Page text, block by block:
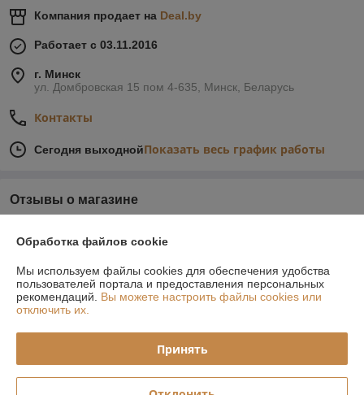
Компания продает на Deal.by
Работает с 03.11.2016
г. Минск
ул. Домбровская 15 пом 4-635, Минск, Беларусь
Контакты
Сегодня выходнойПоказать весь график работы
Отзывы о магазине
О нас
Контакты
Обработка файлов cookie
Мы используем файлы cookies для обеспечения удобства
пользователей портала и предоставления персональных
рекомендаций. Вы можете настроить файлы cookies или
отключить их.
Принять